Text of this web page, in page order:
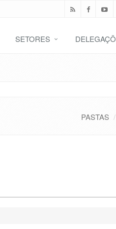
SETORES
PASTAS